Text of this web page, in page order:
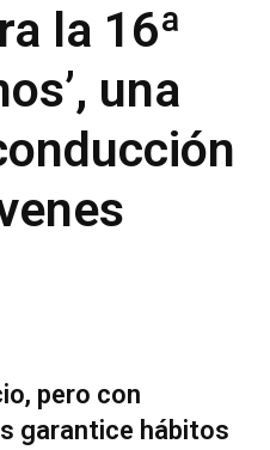
la 16ª
una
pero con
garantice hábitos